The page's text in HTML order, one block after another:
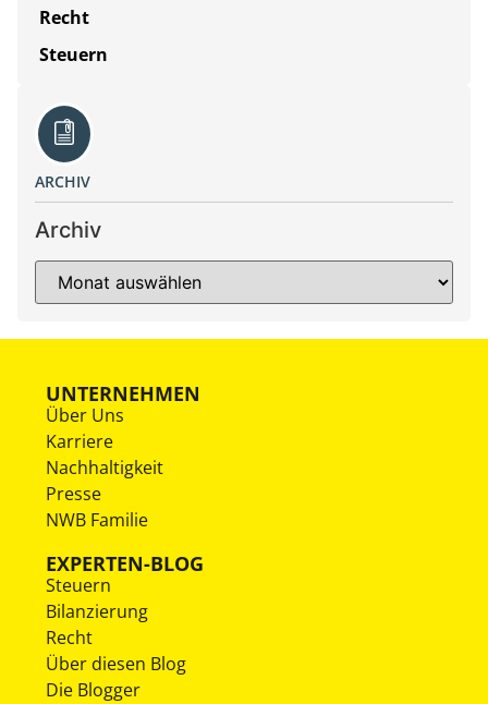
Recht
Steuern
ARCHIV
Archiv
UNTERNEHMEN
Über Uns
Karriere
Nachhaltigkeit
Presse
NWB Familie
EXPERTEN-BLOG
Steuern
Bilanzierung
Recht
Über diesen Blog
Die Blogger